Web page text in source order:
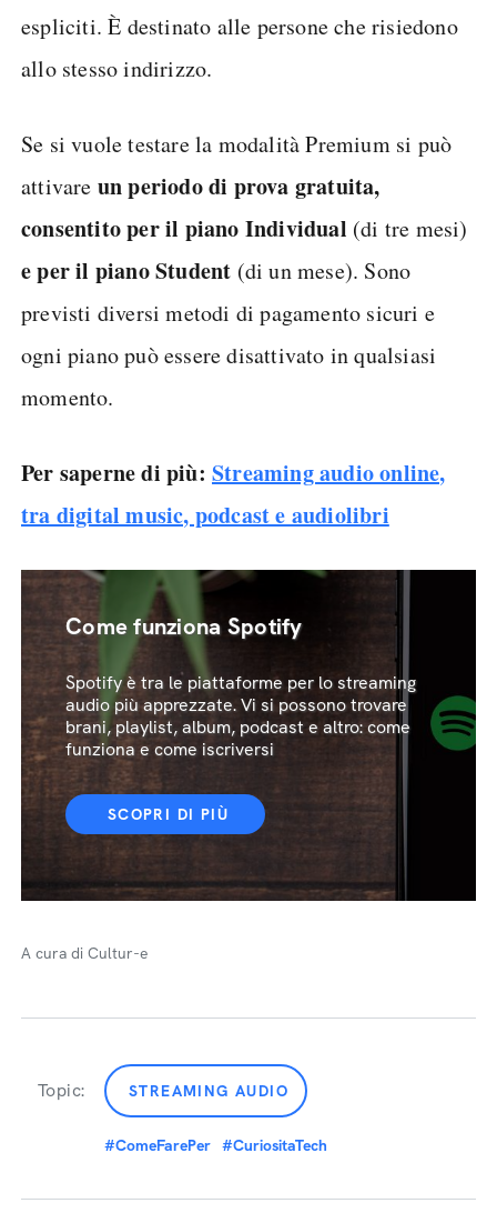
espliciti. È destinato alle persone che risiedono
allo stesso indirizzo.
Se si vuole testare la modalità Premium si può
attivare un periodo di prova gratuita,
consentito per il piano Individual (di tre mesi)
e per il piano Student (di un mese). Sono
previsti diversi metodi di pagamento sicuri e
ogni piano può essere disattivato in qualsiasi
momento.
Per saperne di più: Streaming audio online,
tra digital music, podcast e audiolibri
Come funziona Spotify
Spotify è tra le piattaforme per lo streaming
audio più apprezzate. Vi si possono trovare
brani, playlist, album, podcast e altro: come
funziona e come iscriversi
SCOPRI DI PIÙ
A cura di Cultur-e
Topic: STREAMING AUDIO
#ComeFarePer #CuriositaTech